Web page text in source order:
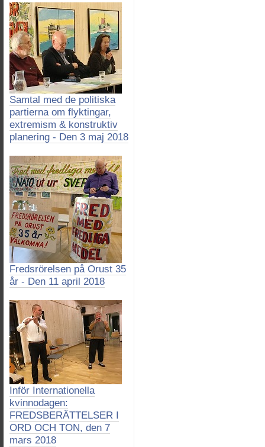
Samtal med de politiska
partierna om flyktingar,
extremism & konstruktiv
planering - Den 3 maj 2018
Fredsrörelsen på Orust 35
år - Den 11 april 2018
Inför Internationella
kvinnodagen:
FREDSBERÄTTELSER I
ORD OCH TON, den 7
mars 2018